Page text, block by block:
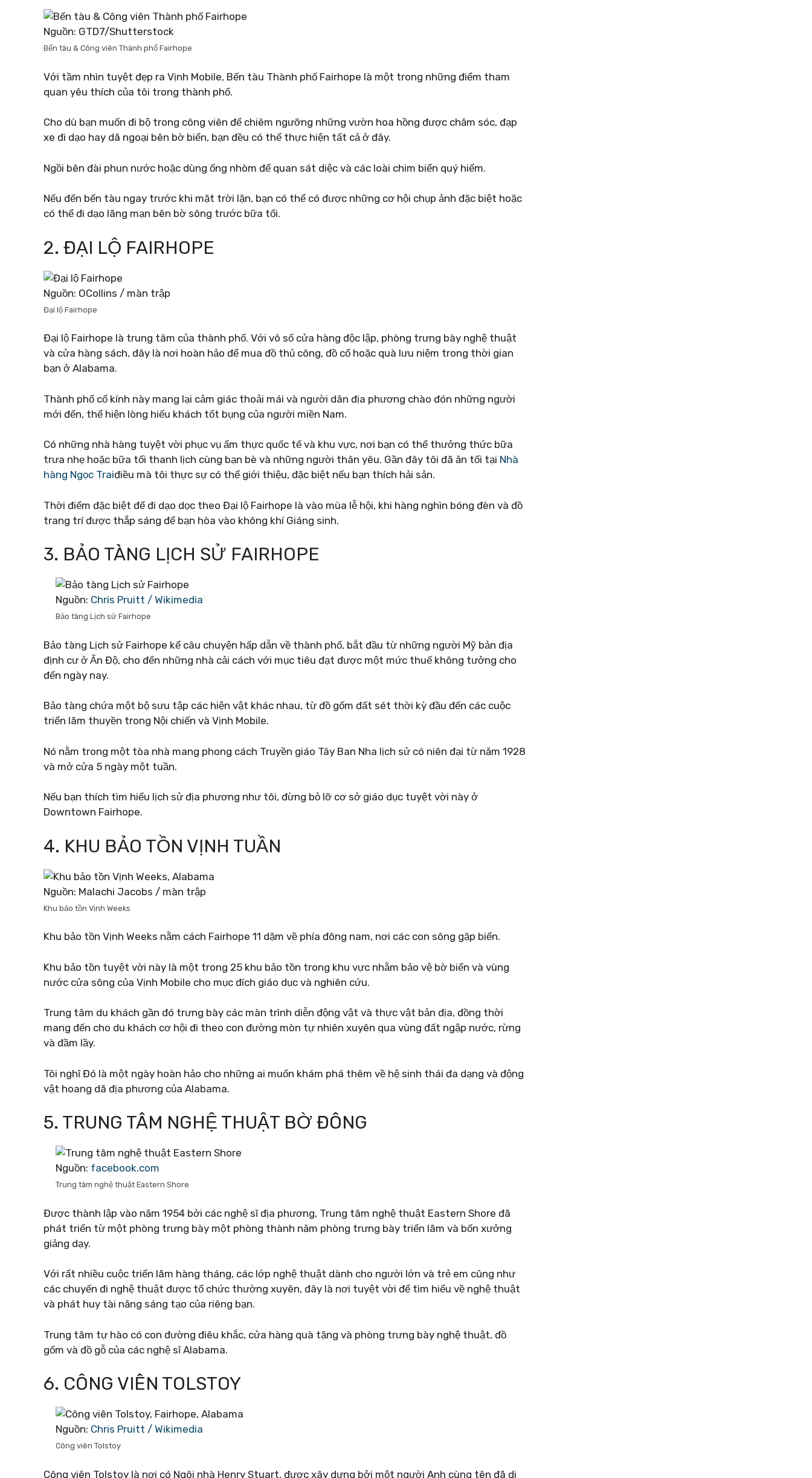
Nguồn: GTD7/Shutterstock
Bến tàu & Công viên Thành phố Fairhope
Với tầm nhìn tuyệt đẹp ra Vịnh Mobile, Bến tàu Thành phố Fairhope là một trong những điểm tham
quan yêu thích của tôi trong thành phố.
Cho dù bạn muốn đi bộ trong công viên để chiêm ngưỡng những vườn hoa hồng được chăm sóc, đạp
xe đi dạo hay dã ngoại bên bờ biển, bạn đều có thể thực hiện tất cả ở đây.
Ngồi bên đài phun nước hoặc dùng ống nhòm để quan sát diệc và các loài chim biển quý hiếm.
Nếu đến bến tàu ngay trước khi mặt trời lặn, bạn có thể có được những cơ hội chụp ảnh đặc biệt hoặc
có thể đi dạo lãng mạn bên bờ sông trước bữa tối.
2. ĐẠI LỘ FAIRHOPE
Nguồn: OCollins / màn trập
Đại lộ Fairhope
Đại lộ Fairhope là trung tâm của thành phố. Với vô số cửa hàng độc lập, phòng trưng bày nghệ thuật
và cửa hàng sách, đây là nơi hoàn hảo để mua đồ thủ công, đồ cổ hoặc quà lưu niệm trong thời gian
bạn ở Alabama.
Thành phố cổ kính này mang lại cảm giác thoải mái và người dân địa phương chào đón những người
mới đến, thể hiện lòng hiếu khách tốt bụng của người miền Nam.
Có những nhà hàng tuyệt vời phục vụ ẩm thực quốc tế và khu vực, nơi bạn có thể thưởng thức bữa
trưa nhẹ hoặc bữa tối thanh lịch cùng bạn bè và những người thân yêu. Gần đây tôi đã ăn tối tại Nhà
hàng Ngọc Traiđiều mà tôi thực sự có thể giới thiệu, đặc biệt nếu bạn thích hải sản.
Thời điểm đặc biệt để đi dạo dọc theo Đại lộ Fairhope là vào mùa lễ hội, khi hàng nghìn bóng đèn và đồ
trang trí được thắp sáng để bạn hòa vào không khí Giáng sinh.
3. BẢO TÀNG LỊCH SỬ FAIRHOPE
Nguồn: Chris Pruitt / Wikimedia
Bảo tàng Lịch sử Fairhope
Bảo tàng Lịch sử Fairhope kể câu chuyện hấp dẫn về thành phố, bắt đầu từ những người Mỹ bản địa
định cư ở Ấn Độ, cho đến những nhà cải cách với mục tiêu đạt được một mức thuế không tưởng cho
đến ngày nay.
Bảo tàng chứa một bộ sưu tập các hiện vật khác nhau, từ đồ gốm đất sét thời kỳ đầu đến các cuộc
triển lãm thuyền trong Nội chiến và Vịnh Mobile.
Nó nằm trong một tòa nhà mang phong cách Truyền giáo Tây Ban Nha lịch sử có niên đại từ năm 1928
và mở cửa 5 ngày một tuần.
Nếu bạn thích tìm hiểu lịch sử địa phương như tôi, đừng bỏ lỡ cơ sở giáo dục tuyệt vời này ở
Downtown Fairhope.
4. KHU BẢO TỒN VỊNH TUẦN
Nguồn: Malachi Jacobs / màn trập
Khu bảo tồn Vịnh Weeks
Khu bảo tồn Vịnh Weeks nằm cách Fairhope 11 dặm về phía đông nam, nơi các con sông gặp biển.
Khu bảo tồn tuyệt vời này là một trong 25 khu bảo tồn trong khu vực nhằm bảo vệ bờ biển và vùng
nước cửa sông của Vịnh Mobile cho mục đích giáo dục và nghiên cứu.
Trung tâm du khách gần đó trưng bày các màn trình diễn động vật và thực vật bản địa, đồng thời
mang đến cho du khách cơ hội đi theo con đường mòn tự nhiên xuyên qua vùng đất ngập nước, rừng
và đầm lầy.
Tôi nghĩ Đó là một ngày hoàn hảo cho những ai muốn khám phá thêm về hệ sinh thái đa dạng và động
vật hoang dã địa phương của Alabama.
5. TRUNG TÂM NGHỆ THUẬT BỜ ĐÔNG
Nguồn: facebook.com
Trung tâm nghệ thuật Eastern Shore
Được thành lập vào năm 1954 bởi các nghệ sĩ địa phương, Trung tâm nghệ thuật Eastern Shore đã
phát triển từ một phòng trưng bày một phòng thành năm phòng trưng bày triển lãm và bốn xưởng
giảng dạy.
Với rất nhiều cuộc triển lãm hàng tháng, các lớp nghệ thuật dành cho người lớn và trẻ em cũng như
các chuyến đi nghệ thuật được tổ chức thường xuyên, đây là nơi tuyệt vời để tìm hiểu về nghệ thuật
và phát huy tài năng sáng tạo của riêng bạn.
Trung tâm tự hào có con đường điêu khắc, cửa hàng quà tặng và phòng trưng bày nghệ thuật, đồ
gốm và đồ gỗ của các nghệ sĩ Alabama.
6. CÔNG VIÊN TOLSTOY
Nguồn: Chris Pruitt / Wikimedia
Công viên Tolstoy
Công viên Tolstoy là nơi có Ngôi nhà Henry Stuart, được xây dựng bởi một người Anh cùng tên đã di